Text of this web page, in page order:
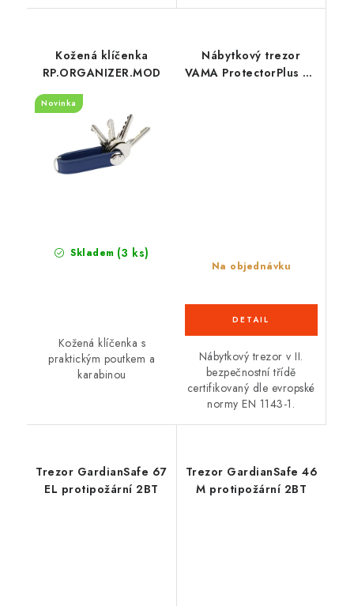
Kožená klíčenka
RP.ORGANIZER.MOD
Novinka
Skladem (3 ks)
Kožená klíčenka s
praktickým poutkem a
karabinou
Nábytkový trezor
VAMA ProtectorPlus 65
Na objednávku
Nábytkový trezor v II.
bezpečnostní třídě
certifikovaný dle evropské
normy EN 1143-1.
Trezor GardianSafe 67
EL protipožární 2BT
Trezor GardianSafe 46
M protipožární 2BT